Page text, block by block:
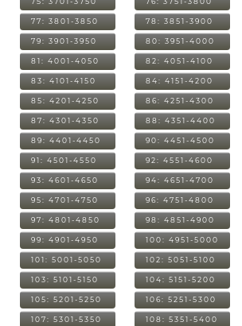
77: 3801-3850 78: 3851-3900
79: 3901-3950 80: 3951-4000
81: 4001-4050 82: 4051-4100
83: 4101-4150 84: 4151-4200
85: 4201-4250 86: 4251-4300
87: 4301-4350 88: 4351-4400
89: 4401-4450 90: 4451-4500
91: 4501-4550 92: 4551-4600
93: 4601-4650 94: 4651-4700
95: 4701-4750 96: 4751-4800
97: 4801-4850 98: 4851-4900
99: 4901-4950 100: 4951-5000
101: 5001-5050 102: 5051-5100
103: 5101-5150 104: 5151-5200
105: 5201-5250 106: 5251-5300
107: 5301-5350 108: 5351-5400